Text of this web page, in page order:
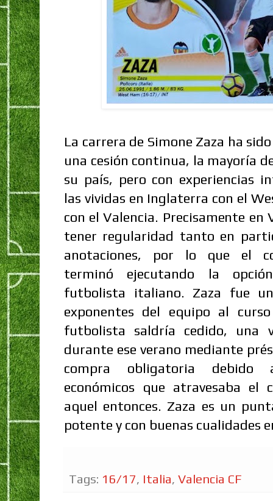
La carrera de Simone Zaza ha
una cesión continua, la mayoría
su país, pero con experiencias
las vividas en Inglaterra con el
con el Valencia. Precisamente en
tener regularidad tanto en
anotaciones, por lo que el
terminó ejecutando la
futbolista italiano. Zaza fue
exponentes del equipo al
futbolista saldría cedido, una
durante ese verano mediante
compra obligatoria debido
económicos que atravesaba el
aquel entonces. Zaza es un
potente y con buenas cualidades
Tags: 16/17, Italia, Valencia CF